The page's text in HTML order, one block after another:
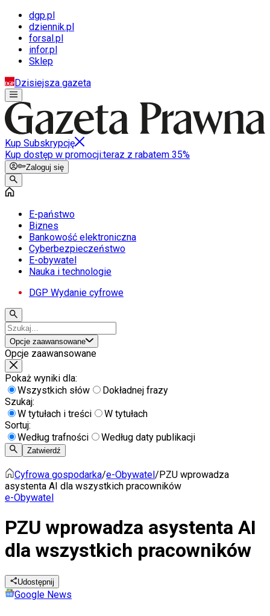
dgp.pl
dziennik.pl
forsal.pl
infor.pl
Sklep
Dzisiejsza gazeta
Kup Subskrypcję
Kup dostęp w promocji:teraz z rabatem 35%
Zaloguj się
E-państwo
Biznes
Bankowość elektroniczna
Cyberbezpieczeństwo
E-obywatel
Nauka i technologie
DGP Wydanie cyfrowe
Opcje zaawansowane
Opcje zaawansowane
Pokaż wyniki dla:
Wszystkich słów
Dokładnej frazy
Szukaj:
W tytułach i treści
W tytułach
Sortuj:
Według trafności
Według daty publikacji
Zatwierdź
Cyfrowa gospodarka/e-Obywatel/PZU wprowadza
asystenta AI dla wszystkich pracowników
e-Obywatel
PZU wprowadza asystenta AI
dla wszystkich pracowników
Udostępnij
Google News